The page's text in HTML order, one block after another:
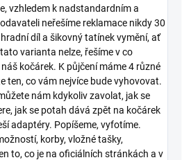
vzhledem k nadstandardním a
neřešíme reklamace nikdy 30
díl a šikovný tatínek vymění, ať
varianta nelze, řešíme v co
kočárek. K půjčení máme 4 různé
ten, co vám nejvíce bude vyhovovat.
nám kdykoliv zavolat, jak se
jak se potah dává zpět na kočárek
adaptéry. Popíšeme, vyfotíme.
korby, vložné tašky,
to, co je na oficiálních stránkách a v